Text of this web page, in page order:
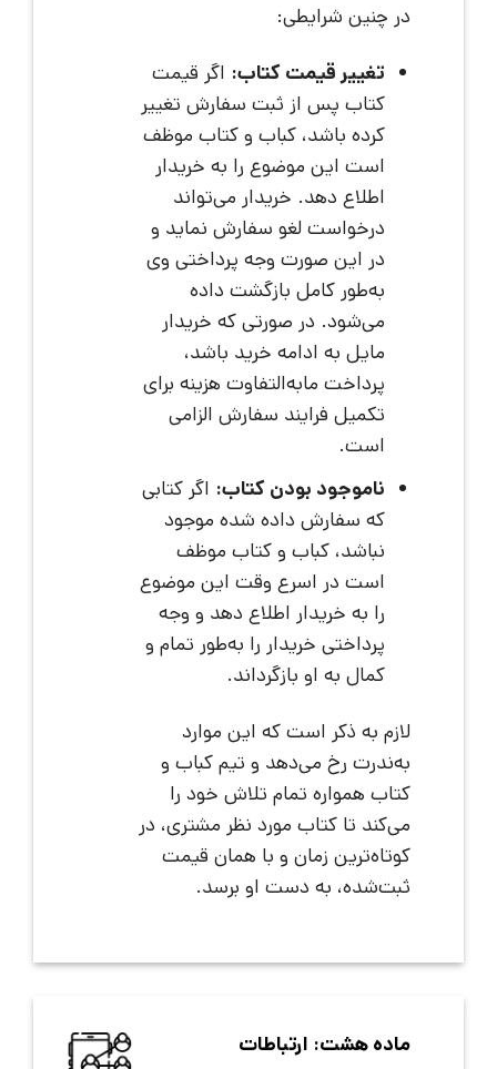
در چنین شرایطی:
تغییر قیمت کتاب: اگر قیمت
کتاب پس از ثبت سفارش تغییر
کرده باشد، کباب و کتاب موظف
است این موضوع را به خریدار
اطلاع دهد. خریدار می‌تواند
درخواست لغو سفارش نماید و
در این صورت وجه پرداختی وی
به‌طور کامل بازگشت داده
می‌شود. در صورتی که خریدار
مایل به ادامه خرید باشد،
پرداخت مابه‌التفاوت هزینه برای
تکمیل فرایند سفارش الزامی
است.
ناموجود بودن کتاب: اگر کتابی
که سفارش داده شده موجود
نباشد، کباب و کتاب موظف
است در اسرع وقت این موضوع
را به خریدار اطلاع دهد و وجه
پرداختی خریدار را به‌طور تمام و
کمال به او بازگرداند.
لازم به ذکر است که این موارد
به‌ندرت رخ می‌دهد و تیم کباب و
کتاب همواره تمام تلاش خود را
می‌کند تا کتاب مورد نظر مشتری، در
کوتاه‌ترین زمان و با همان قیمت
ثبت‌شده، به دست او برسد.
ماده هشت: ارتباطات